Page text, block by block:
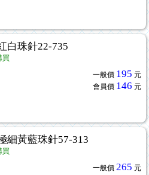
白珠針22-735
買
一般價 195 元
會員價 146 元
細黃藍珠針57-313
買
一般價 265 元